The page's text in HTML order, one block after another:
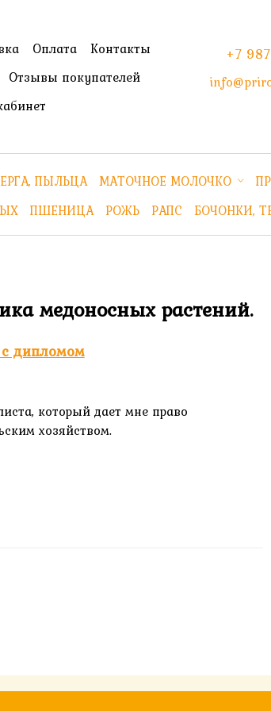
Оплата
Контакты
Отзывы покупателей
+7
ПЫЛЬЦА МАТОЧНОЕ МОЛОЧКО
ПШЕНИЦА РОЖЬ РАПС БОЧОНКИ,
медоносных растений.
с дипломом
который дает мне право
хозяйством.